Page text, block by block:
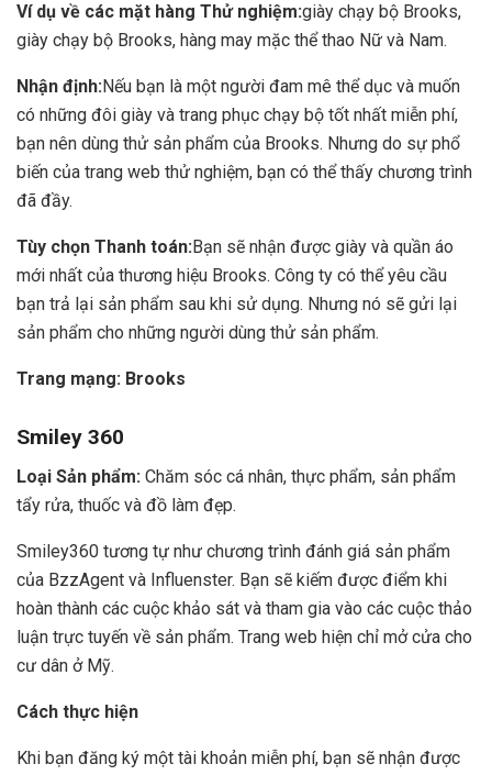
Ví dụ về các mặt hàng Thử nghiệm:giày chạy bộ Brooks,
giày chạy bộ Brooks, hàng may mặc thể thao Nữ và Nam.
Nhận định:Nếu bạn là một người đam mê thể dục và muốn
có những đôi giày và trang phục chạy bộ tốt nhất miễn phí,
bạn nên dùng thử sản phẩm của Brooks. Nhưng do sự phổ
biến của trang web thử nghiệm, bạn có thể thấy chương trình
đã đầy.
Tùy chọn Thanh toán:Bạn sẽ nhận được giày và quần áo
mới nhất của thương hiệu Brooks. Công ty có thể yêu cầu
bạn trả lại sản phẩm sau khi sử dụng. Nhưng nó sẽ gửi lại
sản phẩm cho những người dùng thử sản phẩm.
Trang mạng: Brooks
Smiley 360
Loại Sản phẩm: Chăm sóc cá nhân, thực phẩm, sản phẩm
tẩy rửa, thuốc và đồ làm đẹp.
Smiley360 tương tự như chương trình đánh giá sản phẩm
của BzzAgent và Influenster. Bạn sẽ kiếm được điểm khi
hoàn thành các cuộc khảo sát và tham gia vào các cuộc thảo
luận trực tuyến về sản phẩm. Trang web hiện chỉ mở cửa cho
cư dân ở Mỹ.
Cách thực hiện
Khi bạn đăng ký một tài khoản miễn phí, bạn sẽ nhận được